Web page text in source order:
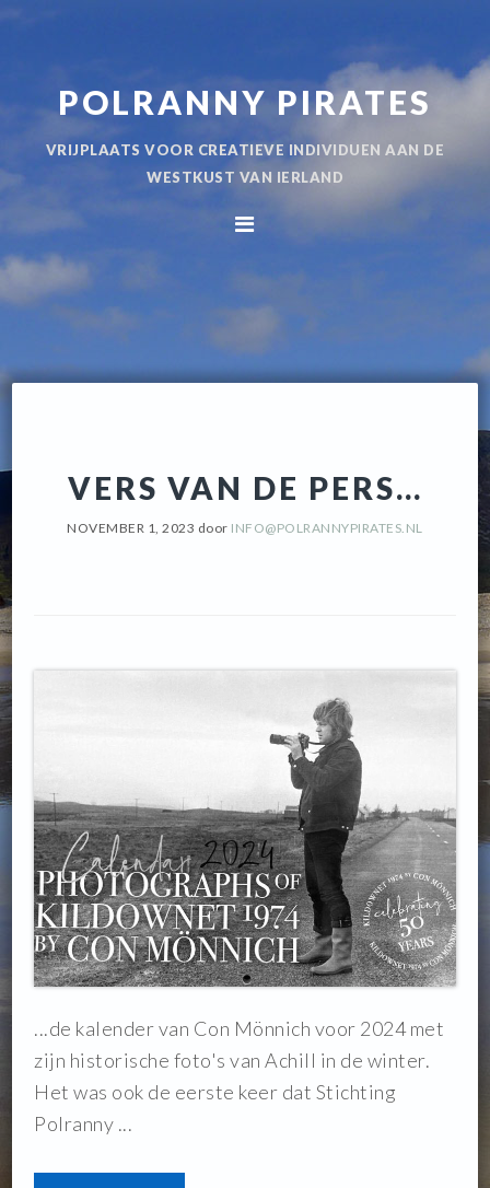
hoofdnavigatie
hoofd
inhoud
POLRANNY PIRATES
VRIJPLAATS VOOR CREATIEVE INDIVIDUEN AAN DE
WESTKUST VAN IERLAND
VERS VAN DE PERS…
NOVEMBER 1, 2023 door INFO@POLRANNYPIRATES.NL
...de kalender van Con Mönnich voor 2024 met
zijn historische foto's van Achill in de winter.
Het was ook de eerste keer dat Stichting
Polranny ...